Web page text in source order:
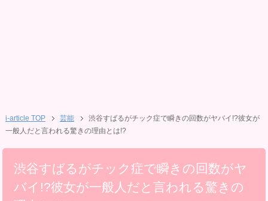
i-article TOP 芸能
渋谷すばるがチック症で瞬きの回数がヤバイ!?彼女が
一般人だと言われる驚きの理由とは!?
渋谷すばるがチック症で瞬きの回数がヤ
バイ!?彼女が一般人だと言われる驚きの